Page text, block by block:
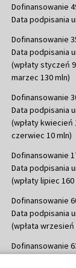
Dofinansowanie
Data podpisania
Dofinansowanie
Data podpisania
(wpłaty styczeń
marzec 130 mln)
Dofinansowanie
Data podpisania
(wpłaty kwiecień
czerwiec 10 mln)
Dofinansowanie
Data podpisania
(wpłaty lipiec
Dofinansowanie
Data podpisania
(wpłata wrzesień
Dofinansowanie